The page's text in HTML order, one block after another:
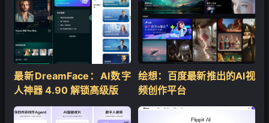
最新DreamFace：AI数字
人神器 4.90 解锁高级版
绘想：百度最新推出的AI视
频创作平台